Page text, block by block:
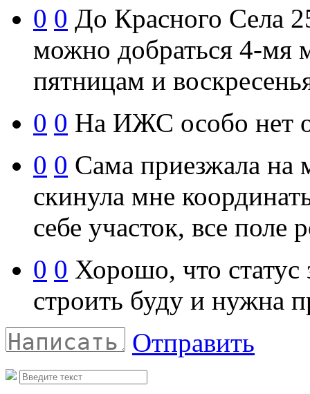
0 0 До Красного Села
можно добраться 4-мя
пятницам и
0 0 На ИЖС особо нет
0 0 Сама приезжала на
скинула мне
себе участок, все поле
0 0 Хорошо, что
строить буду и нужна
Отправить